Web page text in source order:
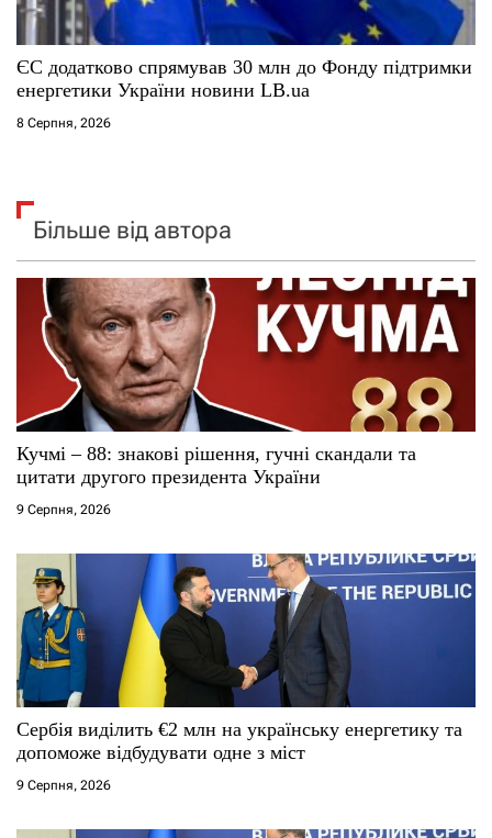
ЄС додатково спрямував 30 млн до Фонду підтримки
енергетики України новини LB.ua
8 Серпня, 2026
Більше від автора
Кучмі – 88: знакові рішення, гучні скандали та
цитати другого президента України
9 Серпня, 2026
Сербія виділить €2 млн на українську енергетику та
допоможе відбудувати одне з міст
9 Серпня, 2026